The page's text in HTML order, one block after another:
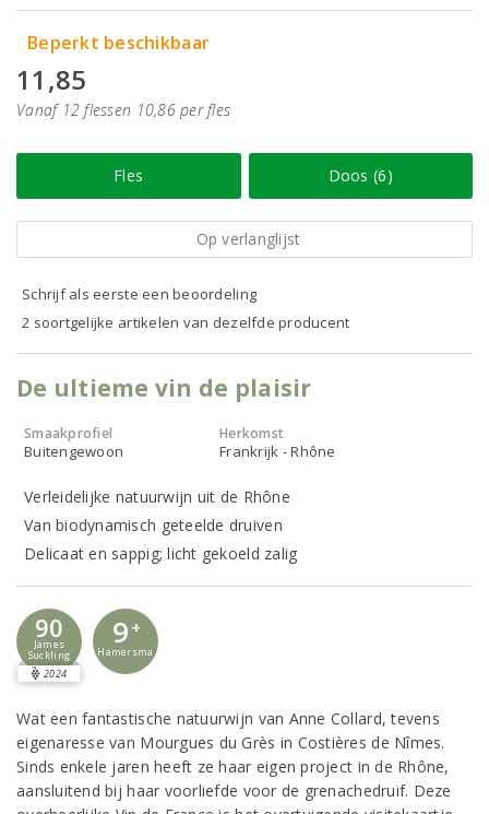
Beperkt beschikbaar
11,85
Vanaf 12 flessen 10,86 per fles
Fles Doos (6)
Op verlanglijst
Schrijf als eerste een beoordeling
2 soortgelijke artikelen van dezelfde producent
De ultieme vin de plaisir
Smaakprofiel
Buitengewoon
Herkomst
Frankrijk - Rhône
Verleidelijke natuurwijn uit de Rhône
Van biodynamisch geteelde druiven
Delicaat en sappig; licht gekoeld zalig
90
James
Suckling
2024
9 +
Hamersma
Wat een fantastische natuurwijn van Anne Collard, tevens
eigenaresse van Mourgues du Grès in Costières de Nîmes.
Sinds enkele jaren heeft ze haar eigen project in de Rhône,
aansluitend bij haar voorliefde voor de grenachedruif. Deze